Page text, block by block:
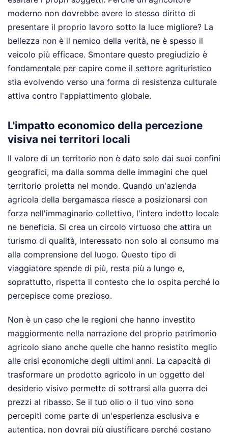
moderno non dovrebbe avere lo stesso diritto di
presentare il proprio lavoro sotto la luce migliore? La
bellezza non è il nemico della verità, ne è spesso il
veicolo più efficace. Smontare questo pregiudizio è
fondamentale per capire come il settore agrituristico
stia evolvendo verso una forma di resistenza culturale
attiva contro l'appiattimento globale.
L'impatto economico della percezione
visiva nei territori locali
Il valore di un territorio non è dato solo dai suoi confini
geografici, ma dalla somma delle immagini che quel
territorio proietta nel mondo. Quando un'azienda
agricola della bergamasca riesce a posizionarsi con
forza nell'immaginario collettivo, l'intero indotto locale
ne beneficia. Si crea un circolo virtuoso che attira un
turismo di qualità, interessato non solo al consumo ma
alla comprensione del luogo. Questo tipo di
viaggiatore spende di più, resta più a lungo e,
soprattutto, rispetta il contesto che lo ospita perché lo
percepisce come prezioso.
Non è un caso che le regioni che hanno investito
maggiormente nella narrazione del proprio patrimonio
agricolo siano anche quelle che hanno resistito meglio
alle crisi economiche degli ultimi anni. La capacità di
trasformare un prodotto agricolo in un oggetto del
desiderio visivo permette di sottrarsi alla guerra dei
prezzi al ribasso. Se il tuo olio o il tuo vino sono
percepiti come parte di un'esperienza esclusiva e
autentica, non dovrai più giustificare perché costano